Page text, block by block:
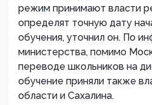
режим принимают власти
определят точную дату
обучения, уточнил он. По
министерства, помимо
переводе школьников на
обучение приняли также
области и Сахалина.